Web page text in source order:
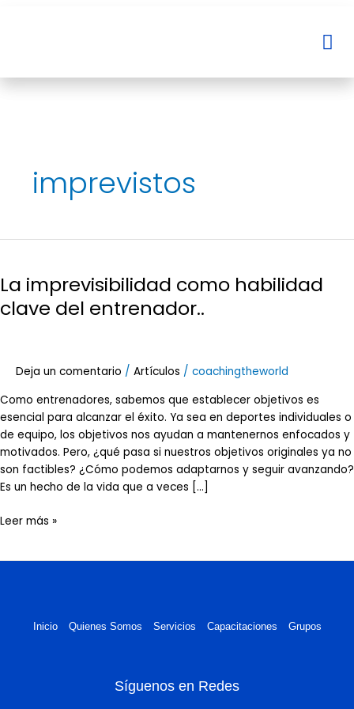
imprevistos
La imprevisibilidad como habilidad
clave del entrenador..
Deja un comentario / Artículos / coachingtheworld
Como entrenadores, sabemos que establecer objetivos es
esencial para alcanzar el éxito. Ya sea en deportes individuales o
de equipo, los objetivos nos ayudan a mantenernos enfocados y
motivados. Pero, ¿qué pasa si nuestros objetivos originales ya no
son factibles? ¿Cómo podemos adaptarnos y seguir avanzando?
Es un hecho de la vida que a veces […]
como
habilidad
clave
Leer más »
Inicio Quienes Somos Servicios Capacitaciones Grupos
Síguenos en Redes